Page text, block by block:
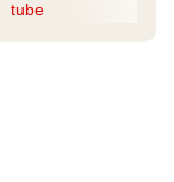
tube